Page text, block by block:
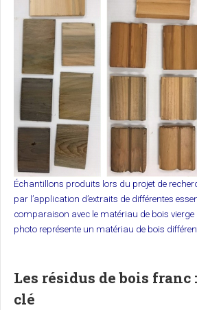
Échantillons produits lors du projet de
par l’application d’extraits de différentes
comparaison avec le matériau de bois
photo représente un matériau de bois
Les résidus de bois
clé